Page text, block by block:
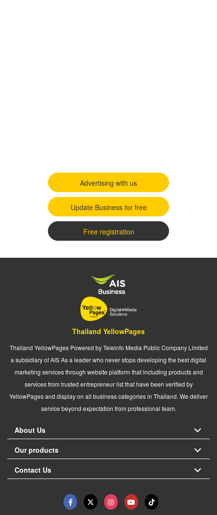
Advertising with us
Update Business for free
Free registration
Thailand YellowPages
Thailand YellowPages Powered by Teleinfo Media Public Company Limited
a subsidiary of AIS As a leader who never stops developing the best digital
marketing services through website platform that including products and
services from trusted entrepreneur list that have been verified by
YellowPages and display on all business categories in Thailand. We deliver
service beyond expectation from professional team.
About Us
Our products
Contact Us